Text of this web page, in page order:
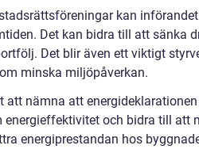
kan
Det kan bidra till att sänka
Det blir även ett viktigt
minska miljöpåverkan.
att nämna att
energieffektivitet och bidra till
energiprestandan hos